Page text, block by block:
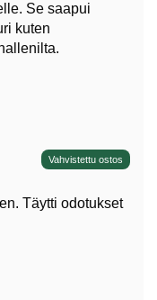
Se saapui
kuten
Vahvistettu ostos
Täytti odotukset